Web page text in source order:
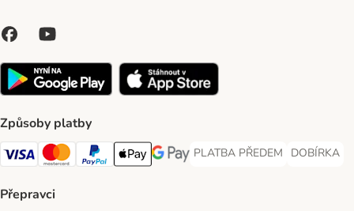
Způsoby platby
Visa Payment Method
Mastercard Payment Method
PayPal Payment Method
Apple pay Payment Method
GooglePay Payment Method
PLATBA PŘEDEM
PLATBA PŘEDEM Payment
DOBÍRKA
DOBÍRKA
Přepravci